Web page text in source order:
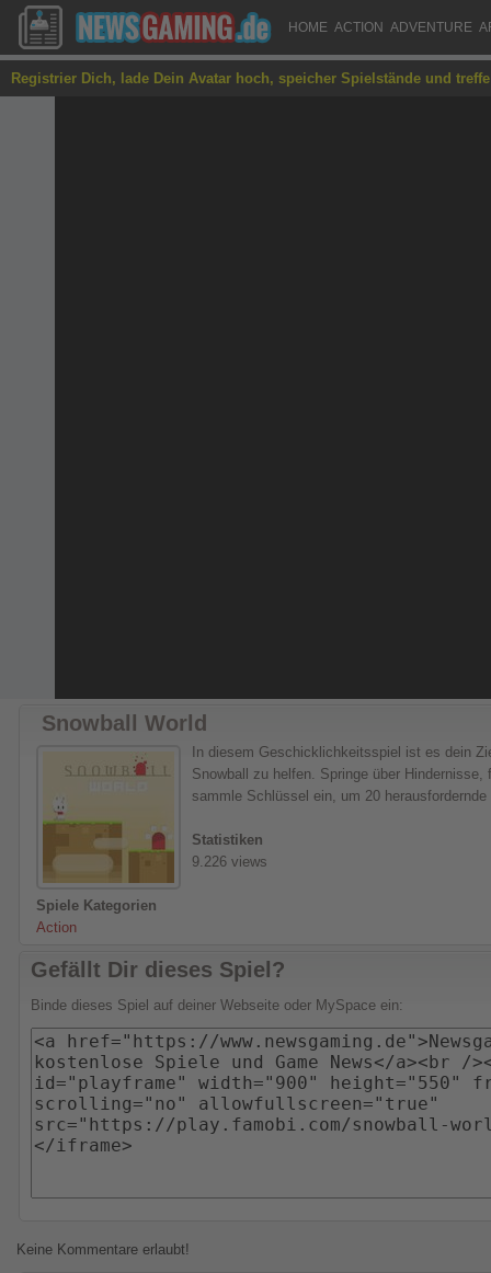
HOME ACTION ADVENTURE
Registrier Dich, lade Dein Avatar hoch, speicher Spielstände und
Snowball World
In diesem Geschicklichkeitsspiel ist es dein
Snowball zu helfen. Springe über Hindernisse,
sammle Schlüssel ein, um 20
Statistiken
9.226 views
Spiele Kategorien
Action
Gefällt Dir dieses Spiel?
Binde dieses Spiel auf deiner Webseite oder MySpace ein:
Keine Kommentare erlaubt!